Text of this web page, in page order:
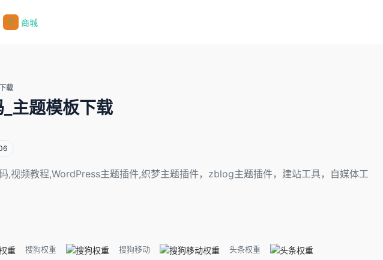
商城
载
主题模板下载
,视频教程,WordPress主题插件,织梦主题插件，zblog主题插件，建站工具，自媒体工
搜狗权重 搜狗移动
头条权重